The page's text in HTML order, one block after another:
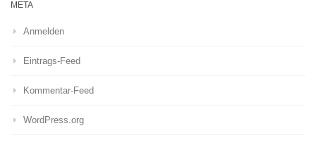
META
Anmelden
Eintrags-Feed
Kommentar-Feed
WordPress.org